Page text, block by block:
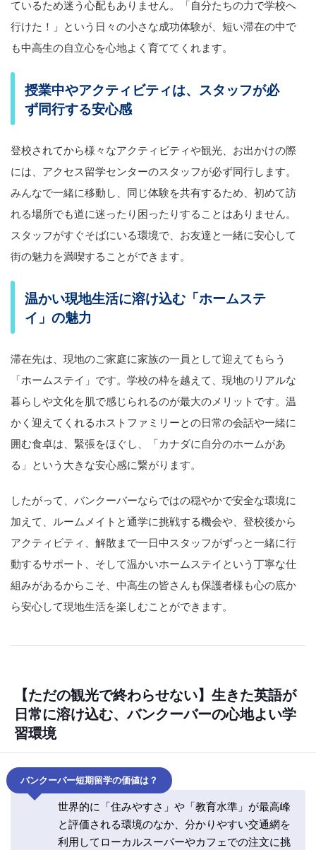
ているため迷う心配もありません。「自分たちの力で学校へ
行けた！」という日々の小さな成功体験が、短い滞在の中で
も中高生の自立心を心地よく育ててくれます。
授業中やアクティビティは、スタッフが必
ず同行する安心感
登校されてから様々なアクティビティや観光、お出かけの際
には、アクセス留学センターのスタッフが必ず同行します。
みんなで一緒に移動し、同じ体験を共有するため、初めて訪
れる場所でも道に迷ったり困ったりすることはありません。
スタッフがすぐそばにいる環境で、お友達と一緒に安心して
街の魅力を満喫することができます。
温かい現地生活に溶け込む「ホームステ
イ」の魅力
滞在先は、現地のご家庭に家族の一員として迎えてもらう
「ホームステイ」です。学校の枠を越えて、現地のリアルな
暮らしや文化を肌で感じられるのが最大のメリットです。温
かく迎えてくれるホストファミリーとの日常の会話や一緒に
囲む食卓は、緊張をほぐし、「カナダに自分のホームがあ
る」という大きな安心感に繋がります。
したがって、バンクーバーならではの穏やかで安全な環境に
加えて、ルームメイトと通学に挑戦する機会や、登校後から
アクティビティ、解散まで一日中スタッフがずっと一緒に行
動するサポート、そして温かいホームステイという丁寧な仕
組みがあるからこそ、中高生の皆さんも保護者様も心の底か
ら安心して現地生活を楽しむことができます。
【ただの観光で終わらせない】生きた英語が
日常に溶け込む、バンクーバーの心地よい学
習環境
バンクーバー短期留学の価値は？
世界的に「住みやすさ」や「教育水準」が最高峰
と評価される環境のなか、分かりやすい交通網を
利用してローカルスーパーやカフェでの注文に挑